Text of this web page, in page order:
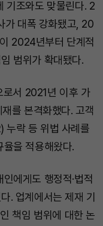
기조와도 맞물린다. 2
가 대폭 강화됐고, 20
2024년부터 단계적
범위가 확대됐다.
로서 2021년 이후 가
를 본격화했다. 고객
누락 등 위법 사례를
을 적용해왔다.
에게도 행정적·법적
. 업계에서는 제재 기
책임 범위에 대한 논